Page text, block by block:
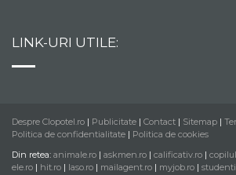
LINK-URI UTILE:
Despre Clopotel.ro | Publicitate | Contact | Sitemap |
Politica de confidentialitate | Politica de cookies
Din retea: animale.ro | askmen.ro | calificativ.ro |
ele.ro | hit.ro | laso.ro | mailagent.ro | myjob.ro |